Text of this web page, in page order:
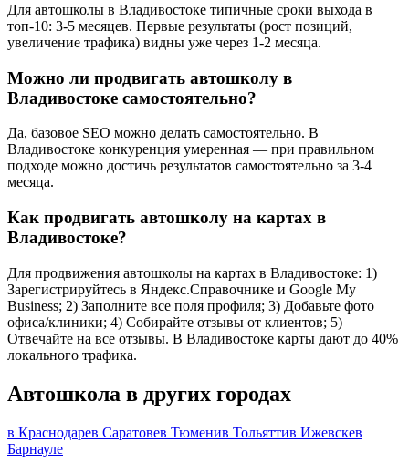
Для автошколы в Владивостоке типичные сроки выхода в
топ-10: 3-5 месяцев. Первые результаты (рост позиций,
увеличение трафика) видны уже через 1-2 месяца.
Можно ли продвигать автошколу в
Владивостоке самостоятельно?
Да, базовое SEO можно делать самостоятельно. В
Владивостоке конкуренция умеренная — при правильном
подходе можно достичь результатов самостоятельно за 3-4
месяца.
Как продвигать автошколу на картах в
Владивостоке?
Для продвижения автошколы на картах в Владивостоке: 1)
Зарегистрируйтесь в Яндекс.Справочнике и Google My
Business; 2) Заполните все поля профиля; 3) Добавьте фото
офиса/клиники; 4) Собирайте отзывы от клиентов; 5)
Отвечайте на все отзывы. В Владивостоке карты дают до 40%
локального трафика.
Автошкола в других городах
в Краснодарев Саратовев Тюменив Тольяттив Ижевскев
Барнауле